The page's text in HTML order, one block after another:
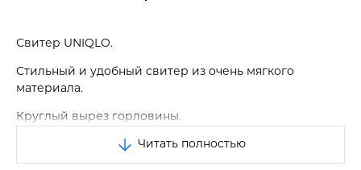
Свитер UNIQLO.
Стильный и удобный свитер из очень мягкого
материала.
Круглый вырез горловины.
Читать полностью